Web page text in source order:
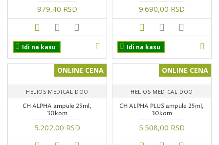
979,40 RSD
Idi na kasu
9.690,00 RSD
Idi na kasu
ONLINE CENA
HELIOS MEDICAL DOO
CH ALPHA ampule 25ml,
30kom
5.202,00 RSD
ONLINE CENA
HELIOS MEDICAL DOO
CH ALPHA PLUS ampule 25ml,
30kom
5.508,00 RSD